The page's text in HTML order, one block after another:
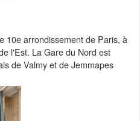
10e arrondissement de Paris, à
l'Est. La Gare du Nord est
de Valmy et de Jemmapes